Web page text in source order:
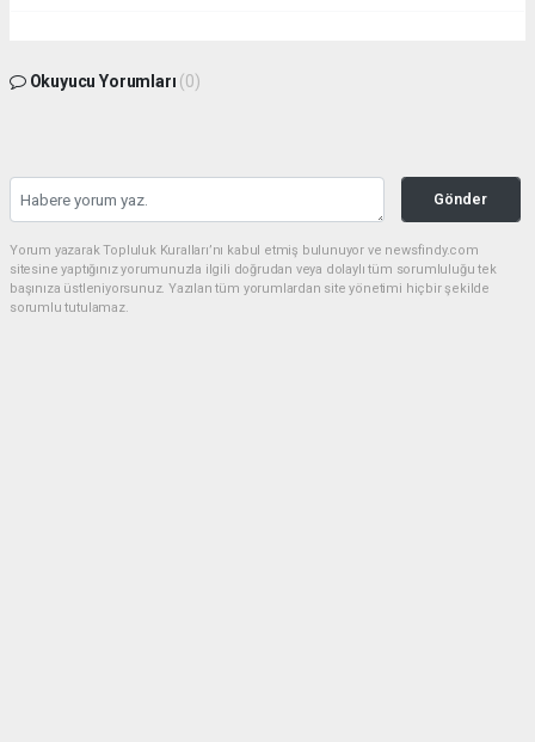
Okuyucu Yorumları (0)
Gönder
Yorum yazarak Topluluk Kuralları’nı kabul etmiş bulunuyor ve newsfindy.com
sitesine yaptığınız yorumunuzla ilgili doğrudan veya dolaylı tüm sorumluluğu tek
başınıza üstleniyorsunuz. Yazılan tüm yorumlardan site yönetimi hiçbir şekilde
sorumlu tutulamaz.